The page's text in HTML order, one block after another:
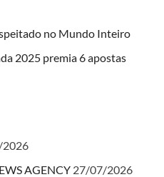
no Mundo Inteiro
2025 premia 6 apostas
AGENCY 27/07/2026